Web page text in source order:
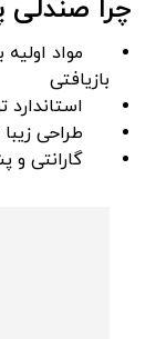
چرا صندلی
مواد
بازیافتی
طراحی
گارانتی و